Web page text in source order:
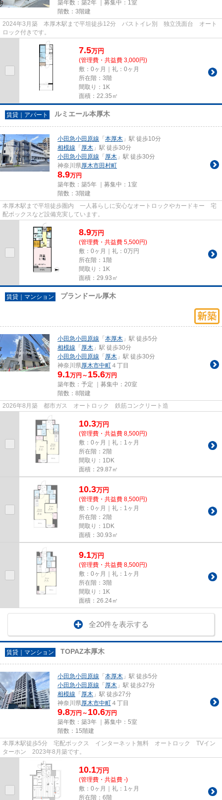
築年数：築2年 ｜募集中： 1室
階数：3階建
2024年3月築 本厚木駅まで平坦徒歩12分 バストイレ別 独立洗面台 オート
ロック付きです。
7.5万円
(管理費・共益費 3,000円)
敷：0ヶ月｜礼：0ヶ月
所在階：3階
間取り：1K
面積：22.35㎡
賃貸｜アパート ルミエール本厚木
小田急小田原線 「本厚木 」駅 徒歩10分
相模線 「厚木 」駅 徒歩30分
小田急小田原線 「厚木 」駅 徒歩30分
神奈川県厚木市田村町
8.9万円
築年数：築5年 ｜募集中： 1室
階数：3階建
本厚木駅まで平坦徒歩圏内 一人暮らしに安心なオートロックやカードキー 宅
配ボックスなど設備充実しています。
8.9万円
(管理費・共益費 5,500円)
敷：0ヶ月｜礼：0万円
所在階：1階
間取り：1K
面積：29.93㎡
賃貸｜マンション プランドール厚木
小田急小田原線 「本厚木 」駅 徒歩5分
相模線 「厚木 」駅 徒歩30分
小田急小田原線 「厚木 」駅 徒歩30分
神奈川県厚木市中町 ４丁目
9.1万円～ 15.6万円
築年数：予定 ｜募集中： 20室
階数：8階建
2026年8月築 都市ガス オートロック 鉄筋コンクリート造
10.3万円
(管理費・共益費 8,500円)
敷：0ヶ月｜礼：1ヶ月
所在階：2階
間取り：1DK
面積：29.87㎡
10.3万円
(管理費・共益費 8,500円)
敷：0ヶ月｜礼：1ヶ月
所在階：2階
間取り：1DK
面積：30.93㎡
9.1万円
(管理費・共益費 8,500円)
敷：0ヶ月｜礼：1ヶ月
所在階：3階
間取り：1K
面積：26.24㎡
全20件を表示する
賃貸｜マンション TOPAZ本厚木
小田急小田原線 「本厚木 」駅 徒歩5分
小田急小田原線 「厚木 」駅 徒歩27分
相模線 「厚木 」駅 徒歩27分
神奈川県厚木市中町 ４丁目
9.8万円～ 10.6万円
築年数：築3年 ｜募集中： 5室
階数：15階建
本厚木駅徒歩5分 宅配ボックス インターネット無料 オートロック TVイン
ターホン 2023年8月築です。
10.1万円
(管理費・共益費 -)
敷：0ヶ月｜礼：1ヶ月
所在階：6階